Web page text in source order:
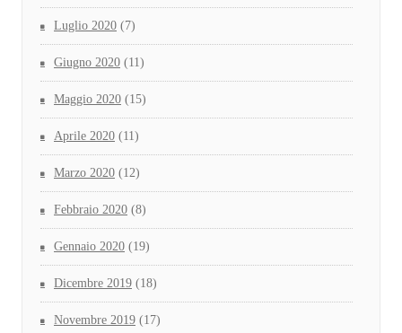
Luglio 2020 (7)
Giugno 2020 (11)
Maggio 2020 (15)
Aprile 2020 (11)
Marzo 2020 (12)
Febbraio 2020 (8)
Gennaio 2020 (19)
Dicembre 2019 (18)
Novembre 2019 (17)